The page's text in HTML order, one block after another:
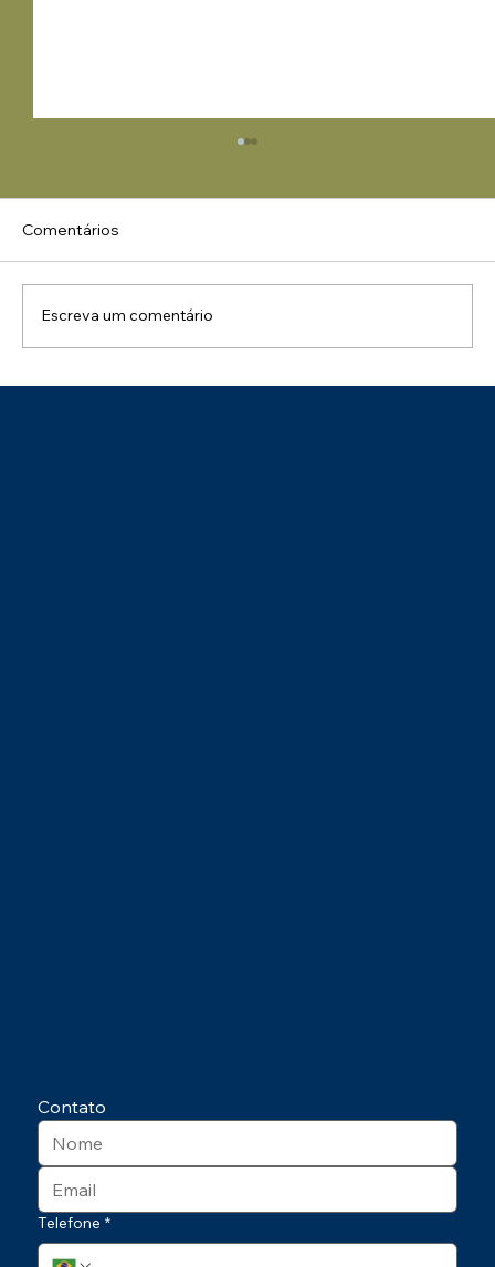
Comentários
Escreva um comentário
Contato
Telefone *